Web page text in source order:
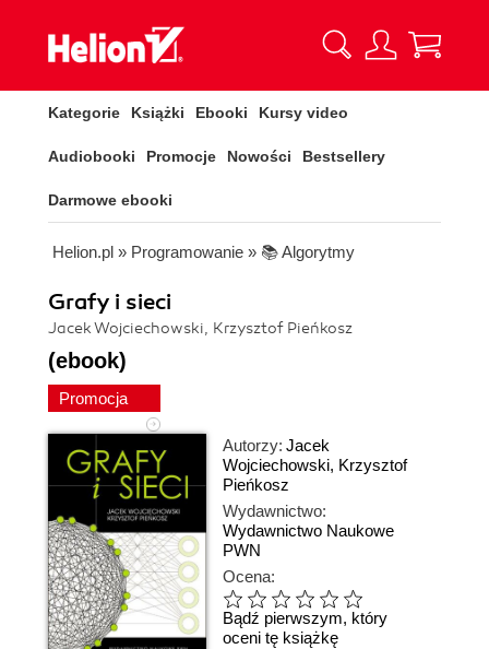
Kategorie Książki Ebooki Kursy video
Audiobooki Promocje Nowości Bestsellery
Darmowe ebooki
Helion.pl » Programowanie » 📚 Algorytmy
Grafy i sieci
Jacek Wojciechowski, Krzysztof Pieńkosz
(ebook)
Promocja
Autorzy: Jacek
Wojciechowski, Krzysztof
Pieńkosz
Wydawnictwo:
Wydawnictwo Naukowe
PWN
Ocena:
Bądź pierwszym, który
oceni tę książkę